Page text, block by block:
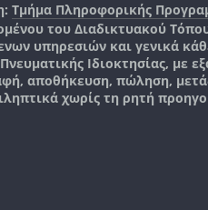
Τμήμα Πληροφορικής
του Διαδικτυακού
υπηρεσιών και γενικά
Πνευματικής Ιδιοκτησίας,
αποθήκευση, πώληση,
χωρίς τη ρητή